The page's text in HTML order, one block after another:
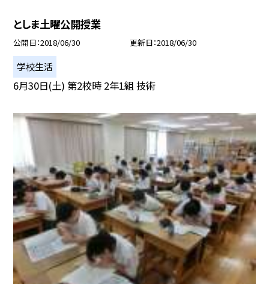
としま土曜公開授業
公開日 2018/06/30 更新日 2018/06/30
学校生活
6月30日(土) 第2校時 2年1組 技術